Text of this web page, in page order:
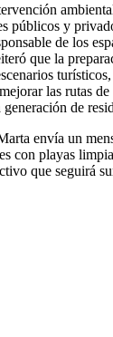
públicos y
de los
que la
las rutas
de
envía un
con playas
que seguirá